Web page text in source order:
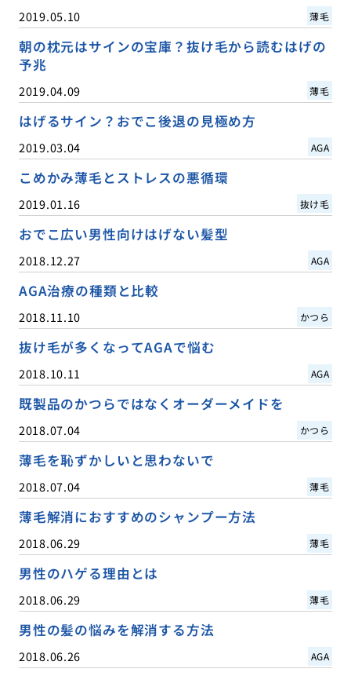
2019.05.10 薄毛
朝の枕元はサインの宝庫？抜け毛から読むはげの
予兆
2019.04.09 薄毛
はげるサイン？おでこ後退の見極め方
2019.03.04 AGA
こめかみ薄毛とストレスの悪循環
2019.01.16 抜け毛
おでこ広い男性向けはげない髪型
2018.12.27 AGA
AGA治療の種類と比較
2018.11.10 かつら
抜け毛が多くなってAGAで悩む
2018.10.11 AGA
既製品のかつらではなくオーダーメイドを
2018.07.04 かつら
薄毛を恥ずかしいと思わないで
2018.07.04 薄毛
薄毛解消におすすめのシャンプー方法
2018.06.29 薄毛
男性のハゲる理由とは
2018.06.29 薄毛
男性の髪の悩みを解消する方法
2018.06.26 AGA